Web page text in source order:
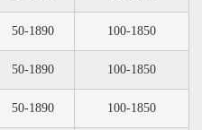
50-1890 100-1850
50-1890 100-1850
50-1890 100-1850